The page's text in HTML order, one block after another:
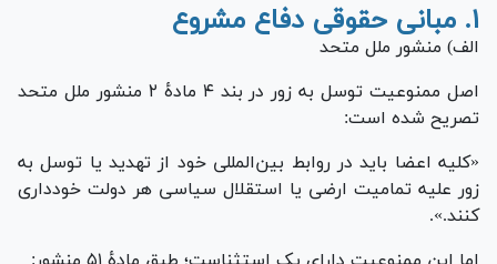
۱. مبانی حقوقی دفاع مشروع
الف) منشور ملل متحد
اصل ممنوعیت توسل به زور در بند ۴ مادهٔ ۲ منشور ملل متحد
تصریح شده است:
«کلیه اعضا باید در روابط بین‌المللی خود از تهدید یا توسل به
زور علیه تمامیت ارضی یا استقلال سیاسی هر دولت خودداری
کنند.».